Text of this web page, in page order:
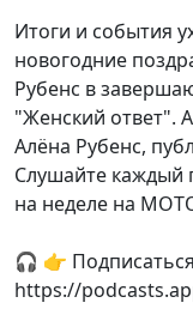
Итоги и события
новогодние
Рубенс в
"Женский ответ".
Алёна Рубенс,
Слушайте каждый
на неделе на
🎧 👉
https://